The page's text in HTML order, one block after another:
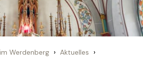
Werdenberg › Aktuelles ›